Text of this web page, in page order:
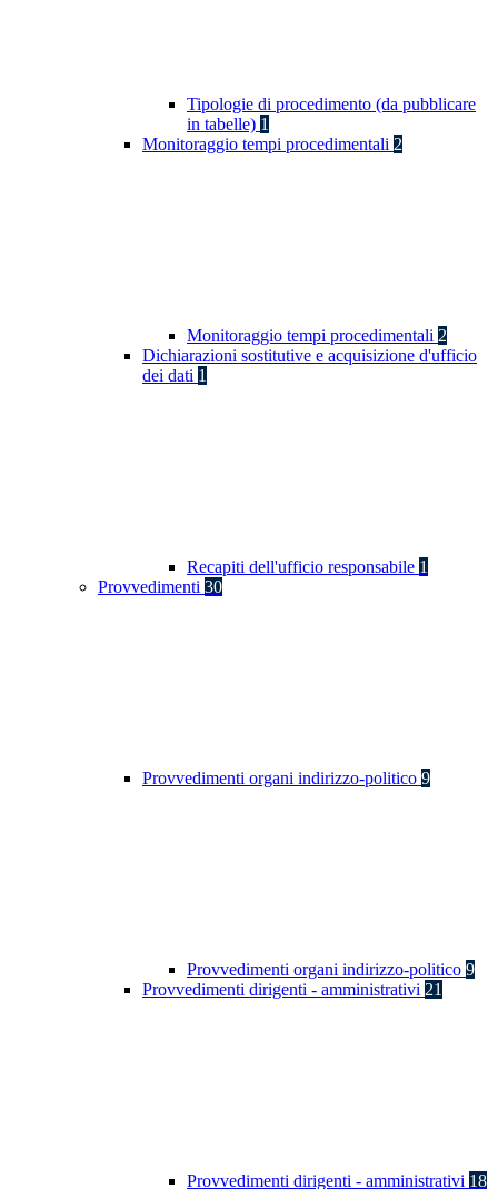
Tipologie di procedimento (da pubblicare
in tabelle) 1
Monitoraggio tempi procedimentali 2
Monitoraggio tempi procedimentali 2
Dichiarazioni sostitutive e acquisizione d'ufficio
dei dati 1
Recapiti dell'ufficio responsabile 1
Provvedimenti 30
Provvedimenti organi indirizzo-politico 9
Provvedimenti organi indirizzo-politico 9
Provvedimenti dirigenti - amministrativi 21
Provvedimenti dirigenti - amministrativi 18